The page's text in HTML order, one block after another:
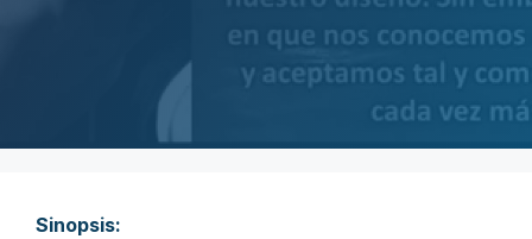
Sinopsis: